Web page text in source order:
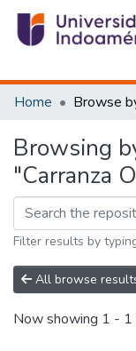
Home
Browse
Browsing
"Carranza
Filter results by
All browse
Now showing 1 - 1